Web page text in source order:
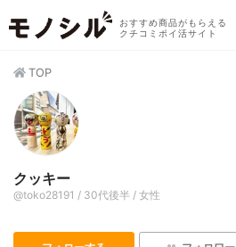
おすすめ商品がもらえる
クチコミポイ活サイト
TOP
クッキー
@toko28191 / 30代後半 / 女性